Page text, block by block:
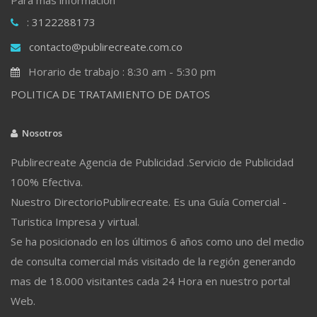
: 3122288173
contacto@publirecreate.com.co
Horario de trabajo : 8:30 am - 5:30 pm
POLITICA DE TRATAMIENTO DE DATOS
Nosotros
Publirecreate Agencia de Publicidad .Servicio de Publicidad
100% Efectiva.
Nuestro DirectorioPublirecreate. Es una Guía Comercial -
Turistica Impresa y virtual.
Se ha posicionado en los últimos 6 años como uno del medio
de consulta comercial más visitado de la región generando
mas de 18.000 visitantes cada 24 Hora en nuestro portal
Web.